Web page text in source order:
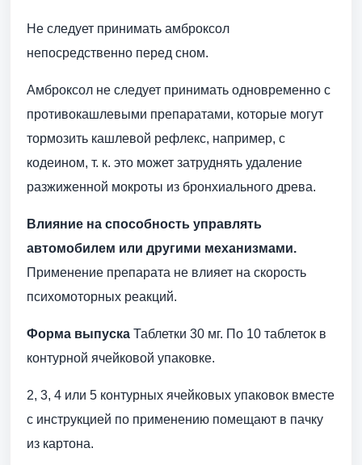
Не следует принимать амброксол
непосредственно перед сном.
Амброксол не следует принимать одновременно с
противокашлевыми препаратами, которые могут
тормозить кашлевой рефлекс, например, с
кодеином, т. к. это может затруднять удаление
разжиженной мокроты из бронхиального древа.
Влияние на способность управлять
автомобилем или другими механизмами.
Применение препарата не влияет на скорость
психомоторных реакций.
Форма выпуска Таблетки 30 мг. По 10 таблеток в
контурной ячейковой упаковке.
2, 3, 4 или 5 контурных ячейковых упаковок вместе
с инструкцией по применению помещают в пачку
из картона.